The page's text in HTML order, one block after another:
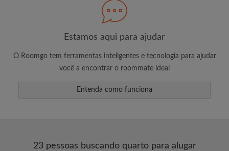
Solicite ilimitadas visitas aos quartos
Compartilhe seu perfil para aumentar suas
changes de encontrar um quarto
Estamos aqui para ajudar
O Roomgo tem ferramentas inteligentes e tecnologia para ajudar
você a encontrar o roommate ideal
Entenda como funciona
23 pessoas buscando quarto para alugar